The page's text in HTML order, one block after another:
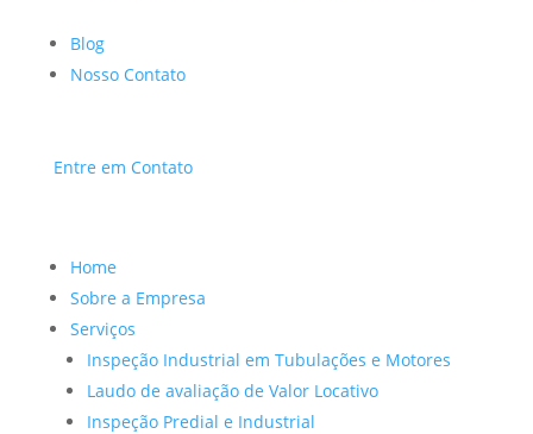
Blog
Nosso Contato
Entre em Contato
Home
Sobre a Empresa
Serviços
Inspeção Industrial em Tubulações e Motores
Laudo de avaliação de Valor Locativo
Inspeção Predial e Industrial